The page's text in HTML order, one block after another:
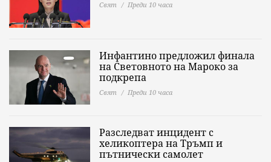
Свят Преди 10 часа
Инфантино предложил финала
на Световното на Мароко за
подкрепа
Свят Преди 10 часа
Разследват инцидент с
хеликоптера на Тръмп и
пътнически самолет